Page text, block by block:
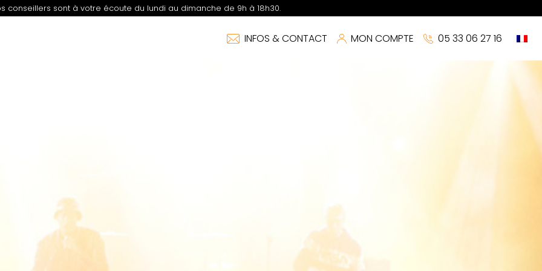
conseillers sont à votre écoute du lundi au dimanche de 9h à 18h30.
INFOS & CONTACT 05 33 06 27 16
MON COMPTE